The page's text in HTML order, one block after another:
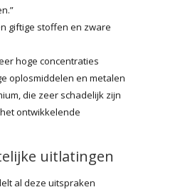
giftige stoffen en zware
hoge concentraties
oplosmiddelen en metalen
die zeer schadelijk zijn
ontwikkelende
uitlatingen
al deze uitspraken